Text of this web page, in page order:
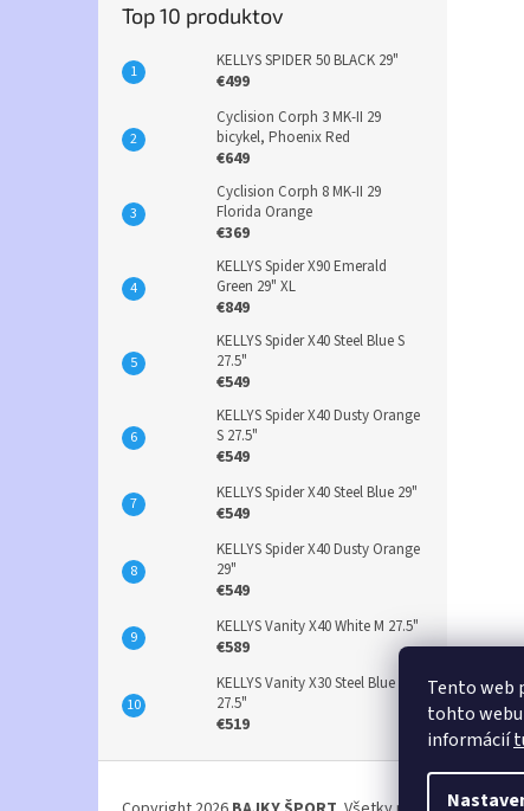
Tento web
tohto webu
informácií
Top 10 produktov
KELLYS SPIDER 50 BLACK 29"
€499
Cyclision Corph 3 MK-II 29
bicykel, Phoenix Red
€649
Cyclision Corph 8 MK-II 29
Florida Orange
€369
KELLYS Spider X90 Emerald
Green 29" XL
€849
KELLYS Spider X40 Steel Blue S
27.5"
€549
KELLYS Spider X40 Dusty Orange
S 27.5"
€549
KELLYS Spider X40 Steel Blue 29"
€549
KELLYS Spider X40 Dusty Orange
29"
€549
KELLYS Vanity X40 White M 27.5"
€589
KELLYS Vanity X30 Steel Blue S
27.5"
€519